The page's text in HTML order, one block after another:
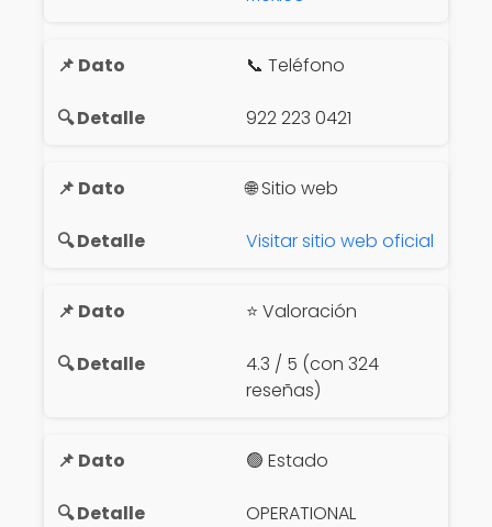
📞 Teléfono
922 223 0421
🌐 Sitio web
Visitar sitio web oficial
⭐ Valoración
4.3 / 5 (con 324
reseñas)
🟢 Estado
OPERATIONAL